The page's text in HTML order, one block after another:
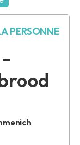
PERSONNE